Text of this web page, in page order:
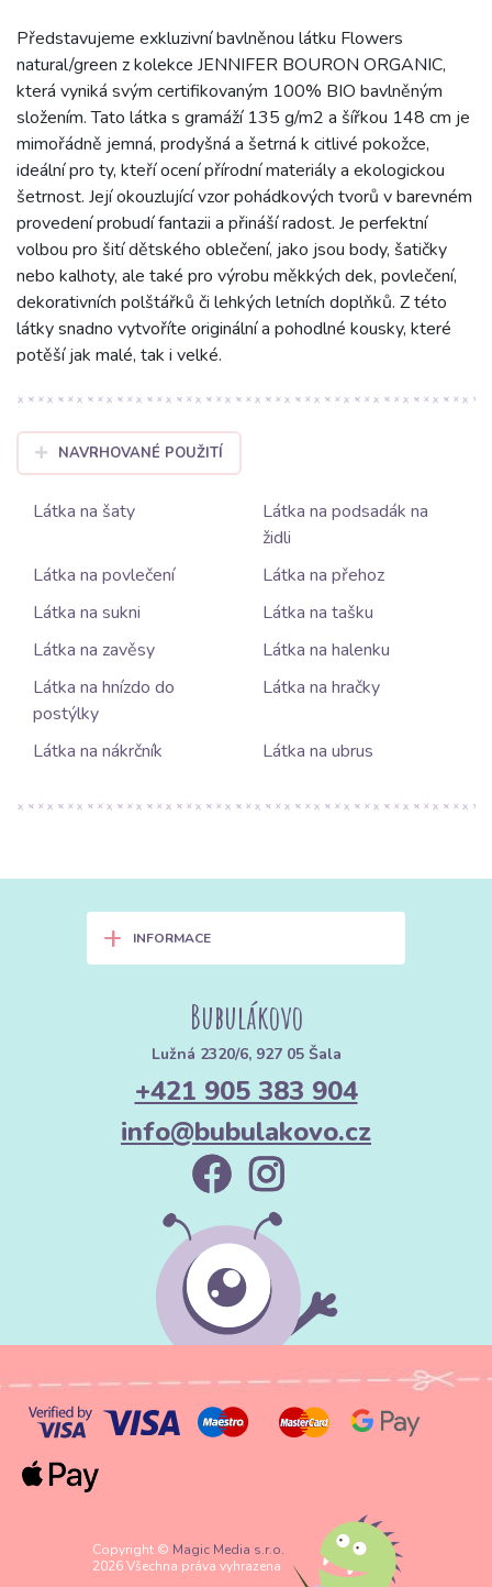
Představujeme exkluzivní bavlněnou látku Flowers
natural/green z kolekce JENNIFER BOURON ORGANIC,
která vyniká svým certifikovaným 100% BIO bavlněným
složením. Tato látka s gramáží 135 g/m2 a šířkou 148 cm je
mimořádně jemná, prodyšná a šetrná k citlivé pokožce,
ideální pro ty, kteří ocení přírodní materiály a ekologickou
šetrnost. Její okouzlující vzor pohádkových tvorů v barevném
provedení probudí fantazii a přináší radost. Je perfektní
volbou pro šití dětského oblečení, jako jsou body, šatičky
nebo kalhoty, ale také pro výrobu měkkých dek, povlečení,
dekorativních polštářků či lehkých letních doplňků. Z této
látky snadno vytvoříte originální a pohodlné kousky, které
potěší jak malé, tak i velké.
NAVRHOVANÉ POUŽITÍ
Látka na šaty
Látka na podsadák na
židli
Látka na povlečení
Látka na přehoz
Látka na sukni
Látka na tašku
Látka na zavěsy
Látka na halenku
Látka na hnízdo do
postýlky
Látka na hračky
Látka na nákrčník Látka na ubrus
+ INFORMACE
Bubulákovo
Lužná 2320/6, 927 05 Šala
+421 905 383 904
info@bubulakovo.cz
Copyright © Magic Media s.r.o.
2026 Všechna práva vyhrazena